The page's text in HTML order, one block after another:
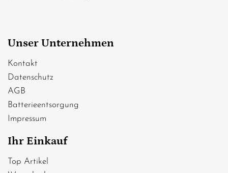
Unser Unternehmen
Kontakt
Datenschutz
AGB
Batterieentsorgung
Impressum
Ihr Einkauf
Top Artikel